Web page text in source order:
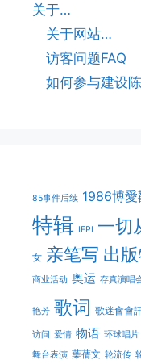
关于…
关于网站…
访客问题FAQ
如何参与建设
85事件后续 1986博愛
特辑 IFPI 一切
女 亲笔写 出
商业活动 奥运 存真演唱
艳芳 歌词 歌迷會會
访问 爱情 物语 环球唱片
舞台表演 葉蒨文 轮流传